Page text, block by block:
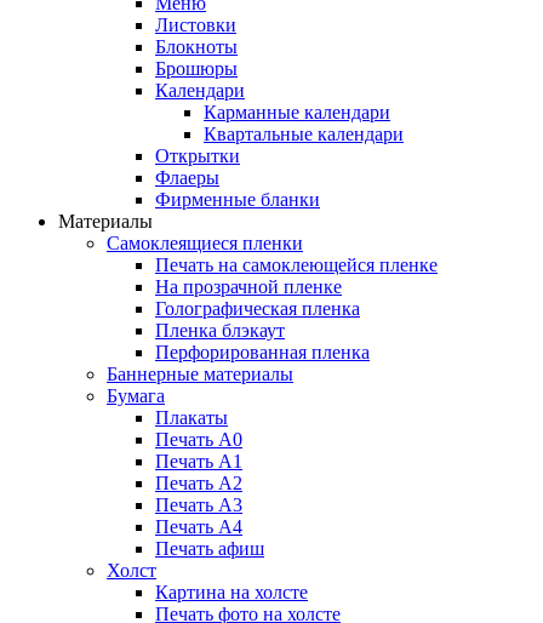
Листовки
Блокноты
Брошюры
Календари
Карманные календари
Квартальные календари
Открытки
Флаеры
Фирменные бланки
Материалы
Самоклеящиеся пленки
Печать на самоклеющейся пленке
На прозрачной пленке
Голографическая пленка
Пленка блэкаут
Перфорированная пленка
Баннерные материалы
Бумага
Плакаты
Печать А0
Печать А1
Печать А2
Печать А3
Печать А4
Печать афиш
Холст
Картина на холсте
Печать фото на холсте